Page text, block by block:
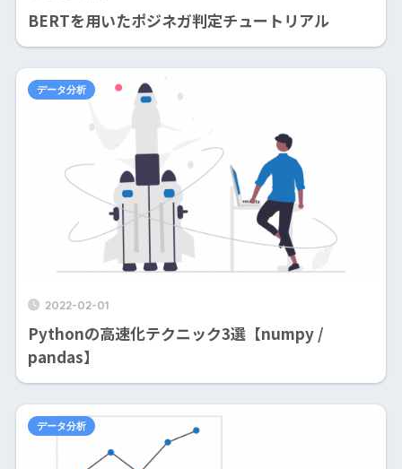
BERTを用いたポジネガ判定チュートリアル
2022-02-01
Pythonの高速化テクニック3選【numpy /
pandas】
データ分析
データ分析